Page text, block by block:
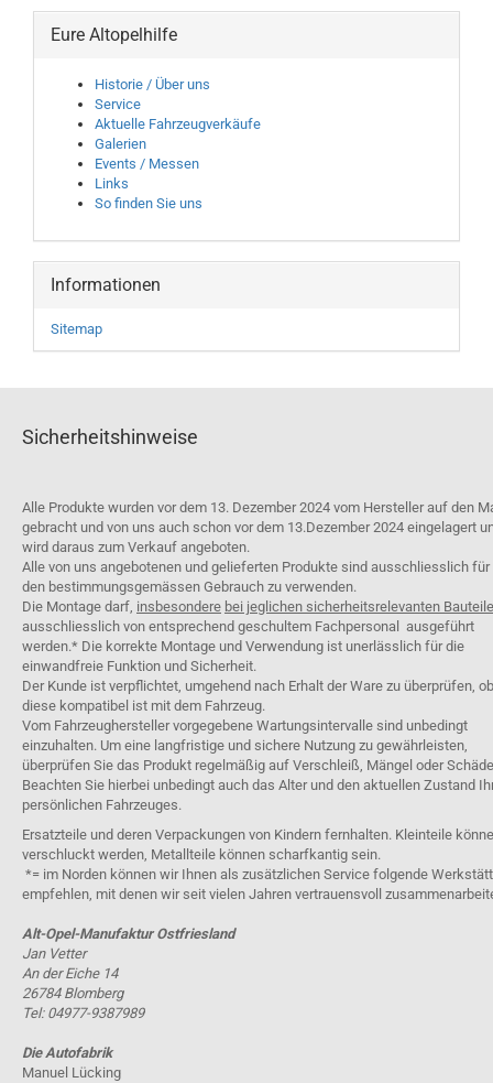
Eure Altopelhilfe
Historie / Über uns
Service
Aktuelle Fahrzeugverkäufe
Galerien
Events / Messen
Links
So finden Sie uns
Informationen
Sitemap
Sicherheitshinweise
Alle Produkte wurden vor dem 13. Dezember 2024 vom Hersteller auf den
gebracht und von uns auch schon vor dem 13.Dezember 2024 eingelagert
wird daraus zum Verkauf angeboten.
Alle von uns angebotenen und gelieferten Produkte sind ausschliesslich für
den bestimmungsgemässen Gebrauch zu verwenden.
Die Montage darf, insbesondere bei jeglichen sicherheitsrelevanten
ausschliesslich von entsprechend geschultem Fachpersonal ausgeführt
werden.* Die korrekte Montage und Verwendung ist unerlässlich für die
einwandfreie Funktion und Sicherheit.
Der Kunde ist verpflichtet, umgehend nach Erhalt der Ware zu überprüfen, ob
diese kompatibel ist mit dem Fahrzeug.
Vom Fahrzeughersteller vorgegebene Wartungsintervalle sind unbedingt
einzuhalten. Um eine langfristige und sichere Nutzung zu gewährleisten,
überprüfen Sie das Produkt regelmäßig auf Verschleiß, Mängel oder
Beachten Sie hierbei unbedingt auch das Alter und den aktuellen Zustand
persönlichen Fahrzeuges.
Ersatzteile und deren Verpackungen von Kindern fernhalten. Kleinteile
verschluckt werden, Metallteile können scharfkantig sein.
*= im Norden können wir Ihnen als zusätzlichen Service folgende
empfehlen, mit denen wir seit vielen Jahren vertrauensvoll
Alt-Opel-Manufaktur Ostfriesland
Jan Vetter
An der Eiche 14
26784 Blomberg
Tel: 04977-9387989
Die Autofabrik
Manuel Lücking